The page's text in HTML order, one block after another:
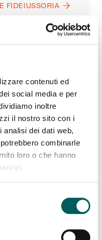
contenuti ed
social media e per
inoltre
il nostro sito con i
analisi dei dati web,
combinarle
loro o che hanno
FIDEIUSSORIA